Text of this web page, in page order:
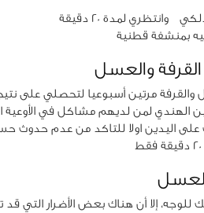
لمدة 20 دقيقة
بمنشفة قطنية
والعسل
مرتين أسبوعيا لتحصلي على
الهندي لمن لديهم مشاكل في الأوعية
على اليدين اولا للتاكد من عدم حدوث
للوجه، إلا أن هناك بعض الأضرار التي